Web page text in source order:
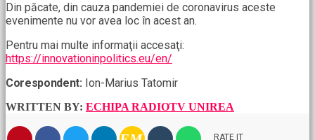
Din păcate, din cauza pandemiei de coronavirus aceste
evenimente nu vor avea loc în acest an.
Pentru mai multe informaţii accesaţi:
https://innovationinpolitics.eu/en/
Corespondent: Ion-Marius Tatomir
WRITTEN BY: ECHIPA RADIOTV UNIREA
RATE IT